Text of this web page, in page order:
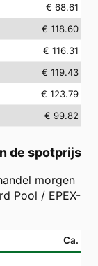
€ 68.61
€ 118.60
€ 116.31
€ 119.43
€ 123.79
€ 99.82
de spotprijs
morgen
Pool / EPEX-
Ca.